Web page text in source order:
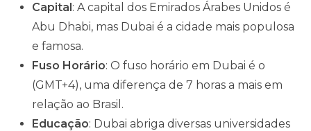
Capital: A capital dos Emirados Árabes Unidos é
Abu Dhabi, mas Dubai é a cidade mais populosa
e famosa.
Fuso Horário: O fuso horário em Dubai é o
(GMT+4), uma diferença de 7 horas a mais em
relação ao Brasil.
Educação: Dubai abriga diversas universidades